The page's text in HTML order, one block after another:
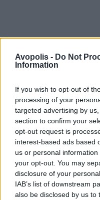
Avopolis - Do Not
Information
If you wish to opt-out of
processing of your
targeted advertising by
section to confirm your
opt-out request is
interest-based ads based
us or personal
your opt-out. You may
disclosure of your
IAB’s list of downstream
also be disclosed by us to